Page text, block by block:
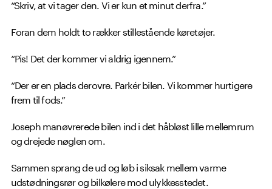
“Skriv, at vi tager den. Vi er kun et minut derfra.”
Foran dem holdt to rækker stillestående køretøjer.
“Pis! Det der kommer vi aldrig igennem.”
“Der er en plads derovre. Parkér bilen. Vi kommer hurtigere
frem til fods.”
Joseph manøvrerede bilen ind i det håbløst lille mellemrum
og drejede nøglen om.
Sammen sprang de ud og løb i siksak mellem varme
udstødningsrør og bilkølere mod ulykkesstedet.